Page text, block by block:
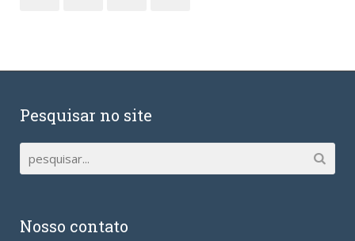
Pesquisar no site
Nosso contato